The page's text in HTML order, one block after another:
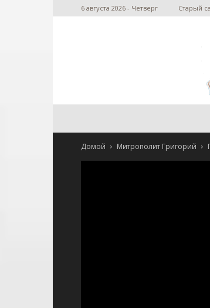
6 августа 2026 - Четверг Старый
Домой Митрополит Григорий